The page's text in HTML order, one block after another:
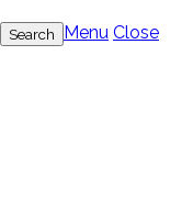
Menu Close